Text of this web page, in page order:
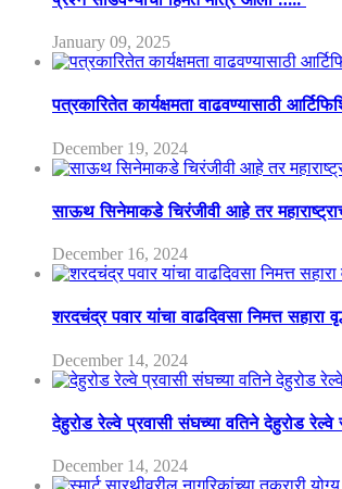
January 09, 2025
पत्रकारितेत कार्यक्षमता वाढवण्यासाठी
December 19, 2024
साऊथ सिनेमाकडे चिरंजीवी आहे तर
December 16, 2024
शरदचंद्र पवार यांचा वाढदिवसा निमत्त सहारा
December 14, 2024
देहुरोड रेल्वे प्रवासी संघच्या वतिने देहुरोड
December 14, 2024